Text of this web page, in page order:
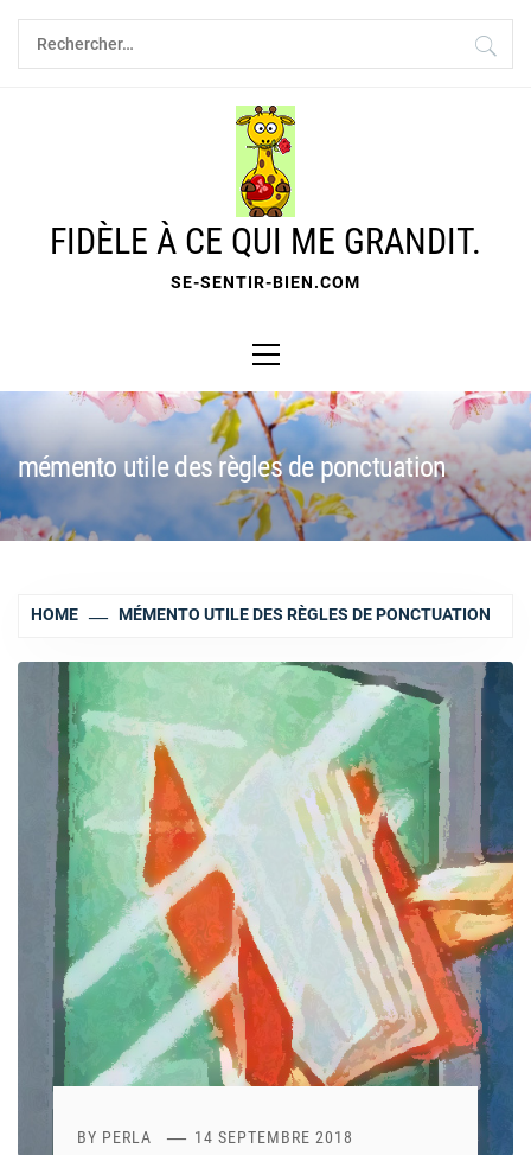
Skip
content
Rechercher :
FIDÈLE À CE QUI ME GRANDIT.
SE-SENTIR-BIEN.COM
Menu
mémento utile des règles de ponctuation
HOME MÉMENTO UTILE DES RÈGLES DE PONCTUATION
BY PERLA
14 SEPTEMBRE 2018